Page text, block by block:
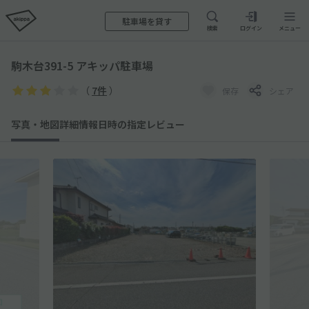
駐車場を貸す
検索 ログイン メニュー
駒木台391-5 アキッパ駐車場
（ 7件 ） 保存 シェア
写真・地図詳細情報日時の指定 レビュー